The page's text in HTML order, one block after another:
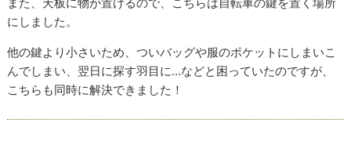
にしました。
他の鍵より小さいため、ついバッグや服のポケットにしまいこ
んでしまい、翌日に探す羽目に…などと困っていたのですが、
こちらも同時に解決できました！